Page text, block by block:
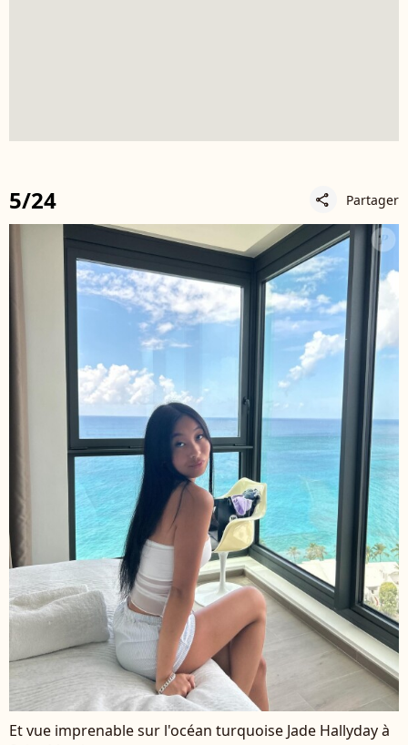
5/24 share Partager
Et vue imprenable sur l'océan turquoise Jade Hallyday à